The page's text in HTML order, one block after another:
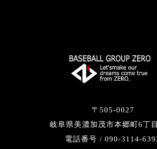
〒505-0027
岐阜県美濃加茂市本郷町6丁
電話番号 / 090-3114-